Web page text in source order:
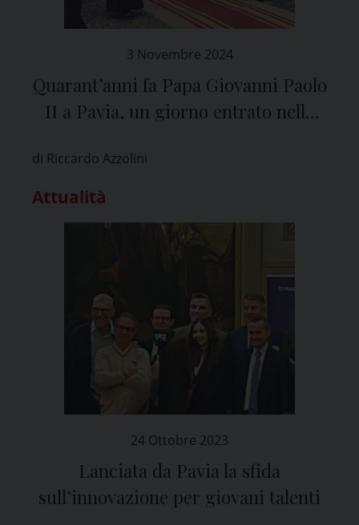
3 Novembre 2024
Quarant’anni fa Papa Giovanni Paolo
II a Pavia, un giorno entrato nella
di Riccardo Azzolini
Attualità
24 Ottobre 2023
Lanciata da Pavia la sfida
sull’innovazione per giovani talenti